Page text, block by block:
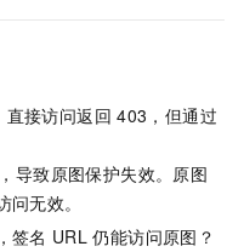
接访问返回 403，但通过
导致原图保护失效。原图
无效。
签名 URL 仍能访问原图？